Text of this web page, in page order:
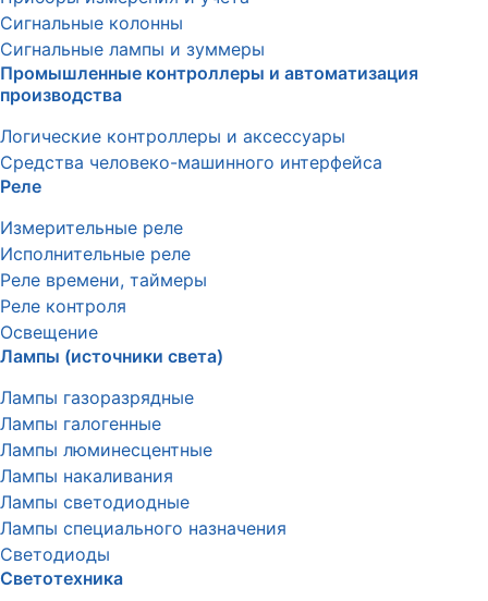
Сигнальные колонны
Сигнальные лампы и зуммеры
Промышленные контроллеры и автоматизация
производства
Логические контроллеры и аксессуары
Средства человеко-машинного интерфейса
Реле
Измерительные реле
Исполнительные реле
Реле времени, таймеры
Реле контроля
Освещение
Лампы (источники света)
Лампы газоразрядные
Лампы галогенные
Лампы люминесцентные
Лампы накаливания
Лампы светодиодные
Лампы специального назначения
Светодиоды
Светотехника